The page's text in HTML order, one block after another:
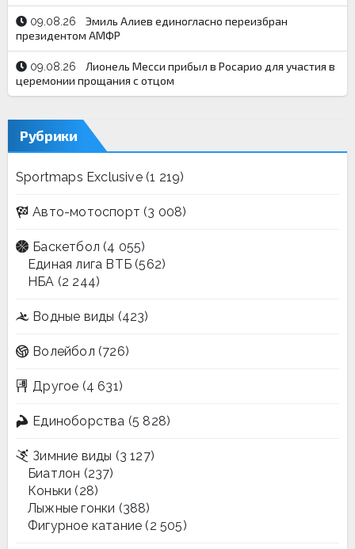
09.08.26
Эмиль Алиев единогласно переизбран
президентом АМФР
09.08.26
Лионель Месси прибыл в Росарио для участия в
церемонии прощания с отцом
Рубрики
Sportmaps Exclusive(1 219)
Авто-мотоспорт (3 008)
Баскетбол (4 055)
Единая лига ВТБ (562)
НБА (2 244)
Водные виды (423)
Волейбол (726)
Другое (4 631)
Единоборства (5 828)
Зимние виды (3 127)
Биатлон (237)
Коньки (28)
Лыжные гонки (388)
Фигурное катание (2 505)